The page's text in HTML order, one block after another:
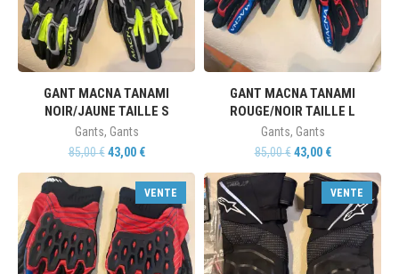
GANT MACNA TANAMI
NOIR/JAUNE TAILLE S
Gants, Gants
85,00€ 43,00 €
GANT MACNA TANAMI
ROUGE/NOIR TAILLE L
Gants, Gants
85,00€ 43,00 €
VENTE VENTE